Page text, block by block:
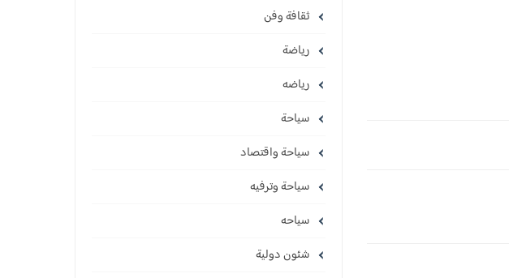
ثقافة وفن
رياضة
رياضه
سياحة
سياحة واقتصاد
سياحة وترفيه
سياحه
شئون دولية